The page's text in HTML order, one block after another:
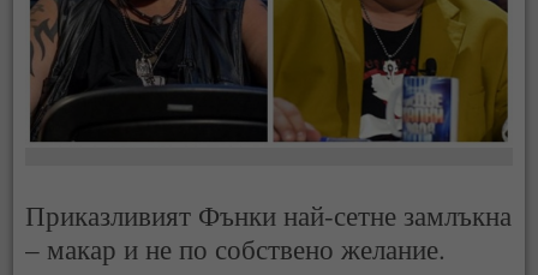
Приказливият Фънки най-сетне замлъкна
– макар и не по собствено желание.